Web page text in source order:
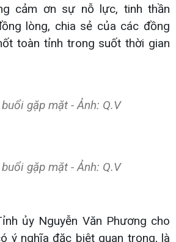
cảm ơn sự nỗ lực, tinh thần
lòng, chia sẻ của các đồng
toàn tỉnh trong suốt thời gian
gặp mặt - Ảnh: Q.V
gặp mặt - Ảnh: Q.V
ủy Nguyễn Văn Phương cho
ý nghĩa đặc biệt quan trọng, là